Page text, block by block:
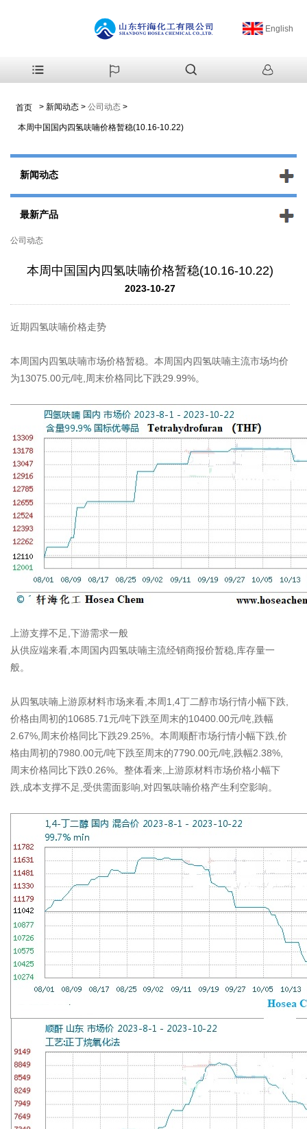
English
首页 > 新闻动态 > 公司动态 >
本周中国国内四氢呋喃价格暂稳(10.16-10.22)
新闻动态
最新产品
公司动态
本周中国国内四氢呋喃价格暂稳(10.16-10.22)
2023-10-27
近期四氢呋喃价格走势
本周国内四氢呋喃市场价格暂稳。本周国内四氢呋喃主流市场均价
为13075.00元/吨,周末价格同比下跌29.99%。
上游支撑不足,下游需求一般
从供应端来看,本周国内四氢呋喃主流经销商报价暂稳,库存量一
般。
从四氢呋喃上游原材料市场来看,本周1,4丁二醇市场行情小幅下跌,
价格由周初的10685.71元/吨下跌至周末的10400.00元/吨,跌幅
2.67%,周末价格同比下跌29.25%。本周顺酐市场行情小幅下跌,价
格由周初的7980.00元/吨下跌至周末的7790.00元/吨,跌幅2.38%,
周末价格同比下跌0.26%。整体看来,上游原材料市场价格小幅下
跌,成本支撑不足,受供需面影响,对四氢呋喃价格产生利空影响。